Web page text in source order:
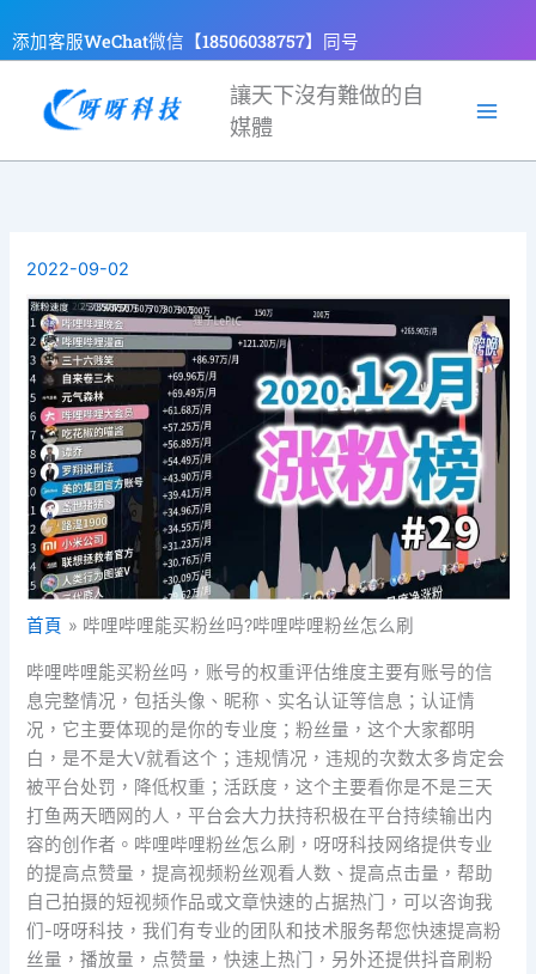
至
容
添加客服WeChat微信【18506038757】同号
讓天下沒有難做的自
媒體
2022-09-02
首頁 哔哩哔哩能买粉丝吗?哔哩哔哩粉丝怎么刷
哔哩哔哩能买粉丝吗，账号的权重评估维度主要有账号的信
息完整情况，包括头像、昵称、实名认证等信息；认证情
况，它主要体现的是你的专业度；粉丝量，这个大家都明
白，是不是大V就看这个；违规情况，违规的次数太多肯定会
被平台处罚，降低权重；活跃度，这个主要看你是不是三天
打鱼两天晒网的人，平台会大力扶持积极在平台持续输出内
容的创作者。哔哩哔哩粉丝怎么刷，呀呀科技网络提供专业
的提高点赞量，提高视频粉丝观看人数、提高点击量，帮助
自己拍摄的短视频作品或文章快速的占据热门，可以咨询我
们-呀呀科技，我们有专业的团队和技术服务帮您快速提高粉
丝量，播放量，点赞量，快速上热门，另外还提供抖音刷粉